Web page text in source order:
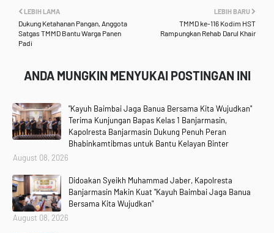
LEBIH BARU
TMMD ke-116 Kodim HST
Rampungkan Rehab Darul Khair
LEBIH LAMA
Dukung Ketahanan Pangan, Anggota
Satgas TMMD Bantu Warga Panen
Padi
ANDA MUNGKIN MENYUKAI POSTINGAN INI
"Kayuh Baimbai Jaga Banua Bersama Kita Wujudkan"
Terima Kunjungan Bapas Kelas 1 Banjarmasin,
Kapolresta Banjarmasin Dukung Penuh Peran
Bhabinkamtibmas untuk Bantu Kelayan Binter
August 08, 2026
Didoakan Syeikh Muhammad Jaber, Kapolresta
Banjarmasin Makin Kuat "Kayuh Baimbai Jaga Banua
Bersama Kita Wujudkan"
August 08, 2026